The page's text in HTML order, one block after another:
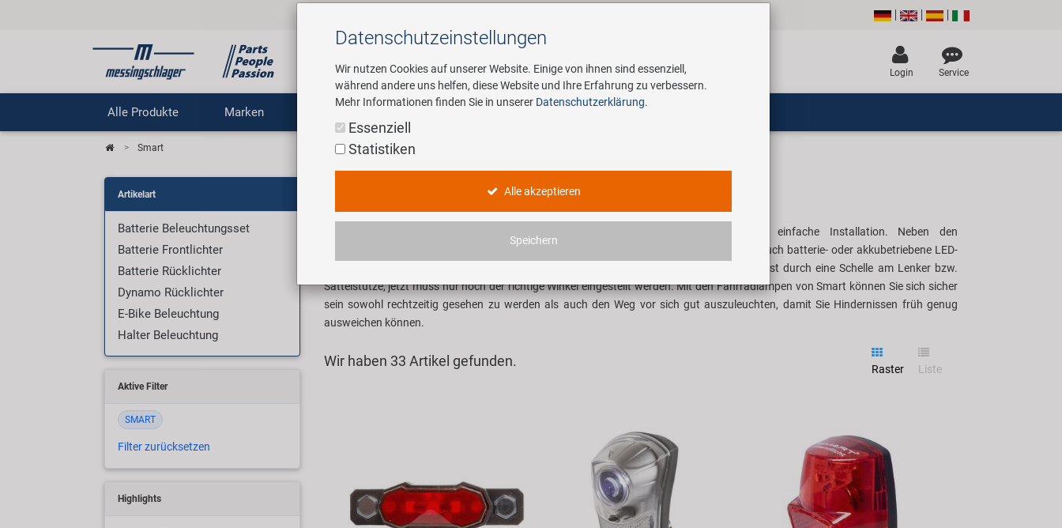
Suchen
Login Service
Alle Produkte Marken
Smart
Artikelart
Batterie Beleuchtungsset
Batterie Frontlichter
Batterie Rücklichter
Dynamo Rücklichter
E-Bike Beleuchtung
Halter Beleuchtung
Aktive Filter
SMART
Filter zurücksetzen
Highlights
Alle SMART Produkte auf einen Blick
Fahrradbeleuchtung von Smart besticht durch die simple Anwendung und die einfache Installation. Neben den
dynamobetriebenen Scheinwerfern bietet Smart passend zur momentanen Entwicklung auch batterie- oder akkubetriebene LED-
Beleuchtungssets an. Die Montage der Fahrradscheinwerfer und –rücklichter erfolgt meist durch eine Schelle am Lenker bzw.
Sattelstütze, jetzt muss nur noch der richtige Winkel eingestellt werden. Mit den Fahrradlampen von Smart können Sie sich sicher
sein sowohl rechtzeitig gesehen zu werden als auch den Weg vor sich gut auszuleuchten, damit Sie Hindernissen früh genug
ausweichen können.
Wir haben 33 Artikel gefunden. Raster Liste
Datenschutz­einstellungen
Wir nutzen Cookies auf unserer Website. Einige von ihnen sind essenziell,
während andere uns helfen, diese Website und Ihre Erfahrung zu verbessern.
Mehr Informationen finden Sie in unserer Datenschutzerklärung.
Essenziell
Statistiken
Alle akzeptieren
Speichern